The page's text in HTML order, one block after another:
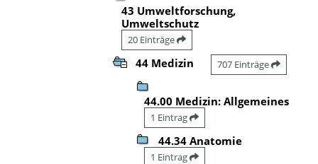
43 Umweltforschung,
Umweltschutz
20 Einträge
44 Medizin 707 Einträge
44.00 Medizin: Allgemeines
1 Eintrag
44.34 Anatomie
1 Eintrag